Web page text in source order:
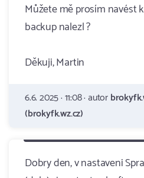
Můžete mě prosím navést
backup nalezl ?
Děkuji, Martin
6.6. 2025 · 11:08 · autor
(brokyfk.wz.cz)
Dobry den, v nastaveni